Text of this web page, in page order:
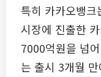
특히 카카오뱅
시장에 진출한
7000억원을 넘
는 출시 3개월